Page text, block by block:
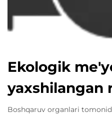
Ekologik
yaxshilangan
Boshqaruv organlari